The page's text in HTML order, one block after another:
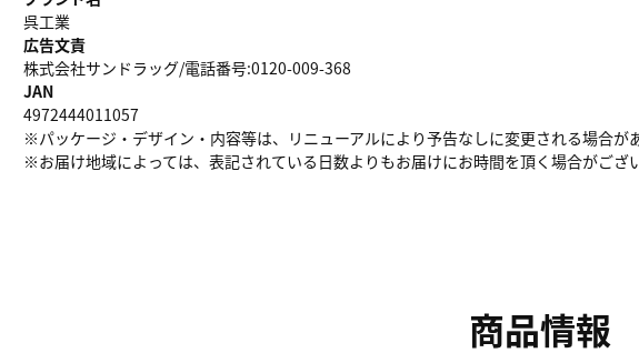
呉工業
広告文責
株式会社サンドラッグ/電話番号:0120-009-368
JAN
4972444011057
※パッケージ・デザイン・内容等は、リニューアルにより予告なしに変更される場合が
※お届け地域によっては、表記されている日数よりもお届けにお時間を頂く場合がござ
商品情報